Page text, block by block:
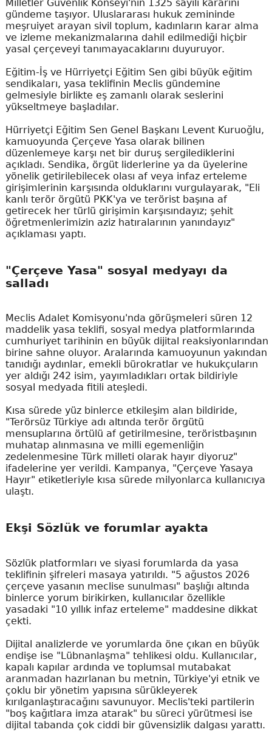
Milletler Güvenlik Konseyi'nin 1325 sayılı kararını
gündeme taşıyor. Uluslararası hukuk zemininde
meşruiyet arayan sivil toplum, kadınların karar alma
ve izleme mekanizmalarına dahil edilmediği hiçbir
yasal çerçeveyi tanımayacaklarını duyuruyor.
Eğitim-İş ve Hürriyetçi Eğitim Sen gibi büyük eğitim
sendikaları, yasa teklifinin Meclis gündemine
gelmesiyle birlikte eş zamanlı olarak seslerini
yükseltmeye başladılar.
Hürriyetçi Eğitim Sen Genel Başkanı Levent Kuruoğlu,
kamuoyunda Çerçeve Yasa olarak bilinen
düzenlemeye karşı net bir duruş sergilediklerini
açıkladı. Sendika, örgüt liderlerine ya da üyelerine
yönelik getirilebilecek olası af veya infaz erteleme
girişimlerinin karşısında olduklarını vurgulayarak, "Eli
kanlı terör örgütü PKK'ya ve terörist başına af
getirecek her türlü girişimin karşısındayız; şehit
öğretmenlerimizin aziz hatıralarının yanındayız"
açıklaması yaptı.
"Çerçeve Yasa" sosyal medyayı da
salladı
Meclis Adalet Komisyonu'nda görüşmeleri süren 12
maddelik yasa teklifi, sosyal medya platformlarında
cumhuriyet tarihinin en büyük dijital reaksiyonlarından
birine sahne oluyor. Aralarında kamuoyunun yakından
tanıdığı aydınlar, emekli bürokratlar ve hukukçuların
yer aldığı 242 isim, yayımladıkları ortak bildiriyle
sosyal medyada fitili ateşledi.
Kısa sürede yüz binlerce etkileşim alan bildiride,
"Terörsüz Türkiye adı altında terör örgütü
mensuplarına örtülü af getirilmesine, teröristbaşının
muhatap alınmasına ve milli egemenliğin
zedelenmesine Türk milleti olarak hayır diyoruz"
ifadelerine yer verildi. Kampanya, "Çerçeve Yasaya
Hayır" etiketleriyle kısa sürede milyonlarca kullanıcıya
ulaştı.
Ekşi Sözlük ve forumlar ayakta
Sözlük platformları ve siyasi forumlarda da yasa
teklifinin şifreleri masaya yatırıldı. "5 ağustos 2026
çerçeve yasanın meclise sunulması" başlığı altında
binlerce yorum birikirken, kullanıcılar özellikle
yasadaki "10 yıllık infaz erteleme" maddesine dikkat
çekti.
Dijital analizlerde ve yorumlarda öne çıkan en büyük
endişe ise "Lübnanlaşma" tehlikesi oldu. Kullanıcılar,
kapalı kapılar ardında ve toplumsal mutabakat
aranmadan hazırlanan bu metnin, Türkiye'yi etnik ve
çoklu bir yönetim yapısına sürükleyerek
kırılganlaştıracağını savunuyor. Meclis'teki partilerin
"boş kağıtlara imza atarak" bu süreci yürütmesi ise
dijital tabanda çok ciddi bir güvensizlik dalgası yarattı.